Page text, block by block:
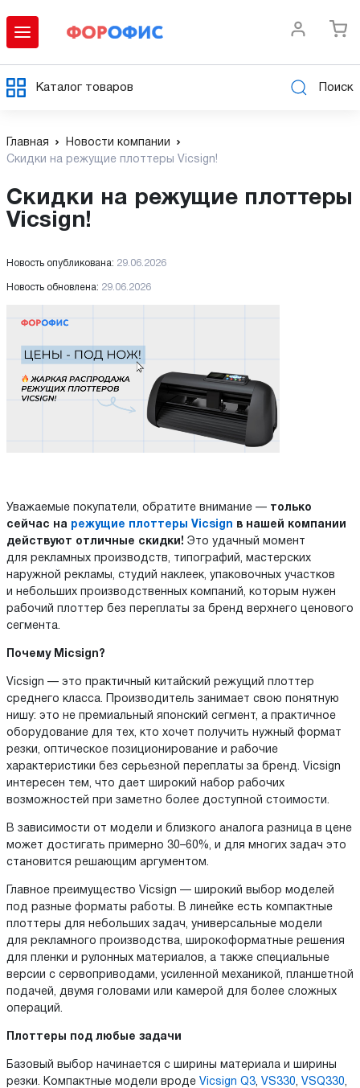
Каталог товаров Поиск
Главная
Новости компании
Скидки на режущие плоттеры Vicsign!
Скидки на режущие плоттеры
Vicsign!
Новость опубликована: 29.06.2026
Новость обновлена: 29.06.2026
Уважаемые покупатели, обратите внимание — только
сейчас на режущие плоттеры Vicsign в нашей компании
действуют отличные скидки! Это удачный момент
для рекламных производств, типографий, мастерских
наружной рекламы, студий наклеек, упаковочных участков
и небольших производственных компаний, которым нужен
рабочий плоттер без переплаты за бренд верхнего ценового
сегмента.
Почему Мicsign?
Vicsign — это практичный китайский режущий плоттер
среднего класса. Производитель занимает свою понятную
нишу: это не премиальный японский сегмент, а практичное
оборудование для тех, кто хочет получить нужный формат
резки, оптическое позиционирование и рабочие
характеристики без серьезной переплаты за бренд. Vicsign
интересен тем, что дает широкий набор рабочих
возможностей при заметно более доступной стоимости.
В зависимости от модели и близкого аналога разница в цене
может достигать примерно 30–60%, и для многих задач это
становится решающим аргументом.
Главное преимущество Vicsign — широкий выбор моделей
под разные форматы работы. В линейке есть компактные
плоттеры для небольших задач, универсальные модели
для рекламного производства, широкоформатные решения
для пленки и рулонных материалов, а также специальные
версии с сервоприводами, усиленной механикой, планшетной
подачей, двумя головами или камерой для более сложных
операций.
Плоттеры под любые задачи
Базовый выбор начинается с ширины материала и ширины
резки. Компактные модели вроде Vicsign Q3, VS330, VSQ330,